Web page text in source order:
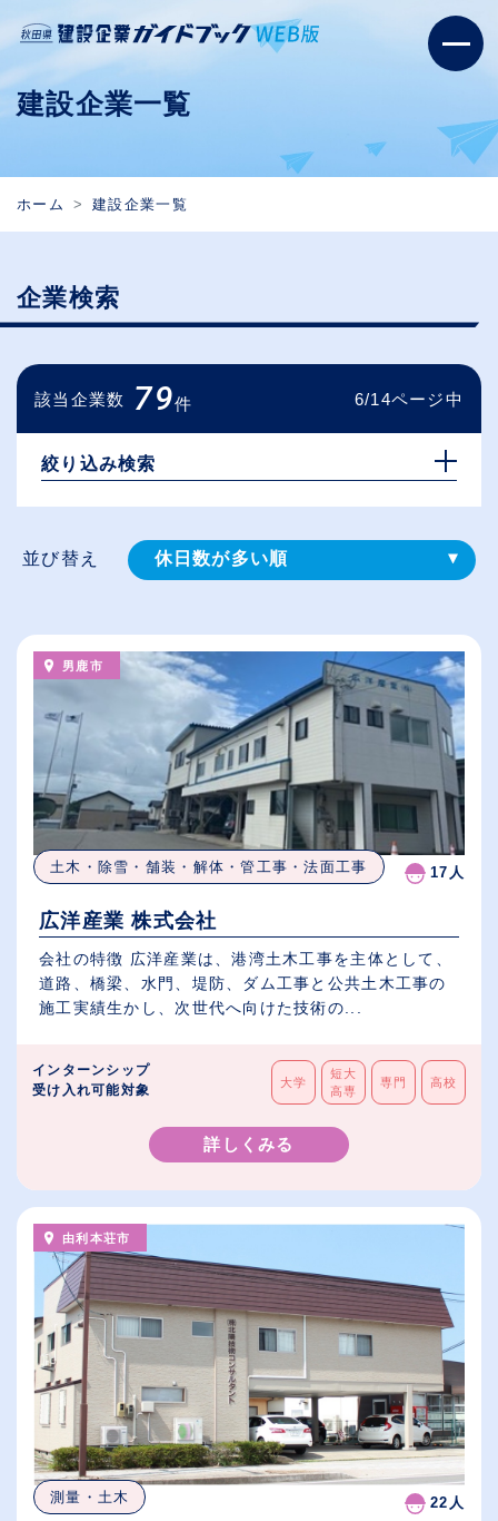
建設企業一覧
ホーム 建設企業一覧
企業検索
該当企業数 79件 6/14ページ中
絞り込み検索
並び替え 休日数が多い順
給与が高い順
（⾼卒の給与を基準）
従業員が多い順
男鹿市
土木・除雪・舗装・解体・管工事・法面工事 17人
広洋産業 株式会社
会社の特徴 広洋産業は、港湾土木工事を主体として、
道路、橋梁、水門、堤防、ダム工事と公共土木工事の
施工実績生かし、次世代へ向けた技術の...
インターンシップ
受け入れ可能対象
大学
短大
高専
専門 高校
詳しくみる
由利本荘市
測量・土木 22人